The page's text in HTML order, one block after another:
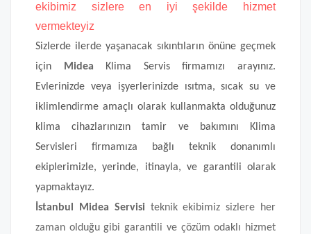
ekibimiz sizlere en iyi şekilde hizmet
vermekteyiz
Sizlerde ilerde yaşanacak sıkıntıların önüne geçmek
için
Midea
Klima Servis firmamızı arayınız.
Evlerinizde veya işyerlerinizde ısıtma, sıcak su ve
iklimlendirme amaçlı olarak kullanmakta olduğunuz
klima cihazlarınızın tamir ve bakımını Klima
Servisleri firmamıza bağlı teknik donanımlı
ekiplerimizle, yerinde, itinayla, ve garantili olarak
yapmaktayız.
İstanbul Midea Servisi teknik ekibimiz sizlere her
zaman olduğu gibi garantili ve çözüm odaklı hizmet